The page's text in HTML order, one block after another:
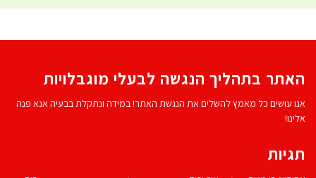
האתר בתהליך הנגשה לבעלי מוגבלויות
אנו עושים כל מאמץ להשלים את הנגשת האתר! במידה ונתקלת בבעיה אנא פנה
אלינו!
תגיות